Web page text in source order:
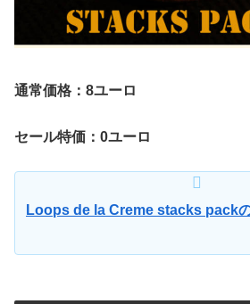
通常価格：8ユーロ
セール特価：0ユーロ
Loops de la Creme stacks pack